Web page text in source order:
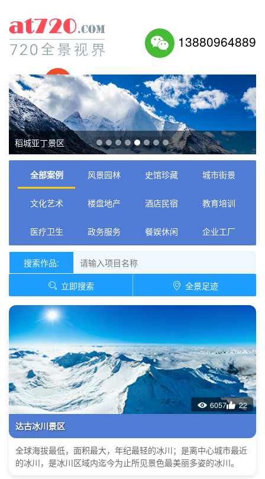
13880964889
27497003
稻城亚丁景区
全部案例 风景园林 史馆珍藏 城市街景
文化艺术 楼盘地产 酒店民宿 教育培训
医疗卫生 政务服务 餐娱休闲 企业工厂
搜索作品:
立即搜索
全景足迹
6057 22
达古冰川景区
全球海拔最低，面积最大，年纪最轻的冰川；是离中心城市最近
的冰川，是冰川区域内迄今为止所见景色最美丽多姿的冰川。